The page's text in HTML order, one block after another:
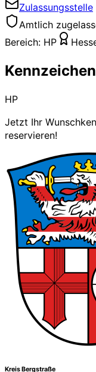
Zulassungsstelle
Amtlich
Bereich: HP
HP
Jetzt Ihr
reservieren!
Kreis Bergstraße